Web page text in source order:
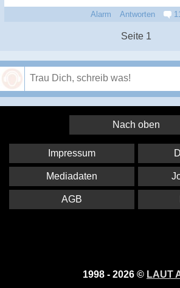
Alarm Antworten 11
Seite 1
Nach oben
1998 - 2026 © LAUT
Impressum
Mediadaten
AGB